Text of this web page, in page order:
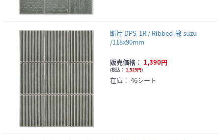
断片 DPS-1R / Ribbed-鈴 suzu
/118x90mm
販売価格： 1,390円
(税込： 1,529円)
在庫： 46シート